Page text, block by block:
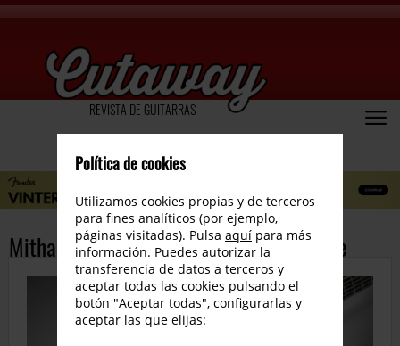
REVISTA DE GUITARRAS
Mithans Guitars anuncia la Kyoto Explode
Política de cookies
Utilizamos cookies propias y de terceros
para fines analíticos (por ejemplo,
páginas visitadas). Pulsa aquí para más
información. Puedes autorizar la
transferencia de datos a terceros y
aceptar todas las cookies pulsando el
botón "Aceptar todas", configurarlas y
aceptar las que elijas: